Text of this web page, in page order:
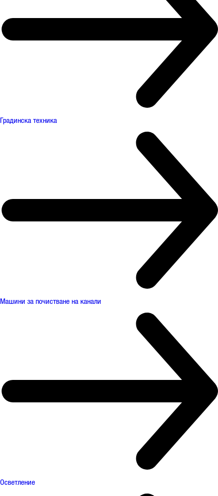
Градинска техника
Машини за почистване на канали
Осветление